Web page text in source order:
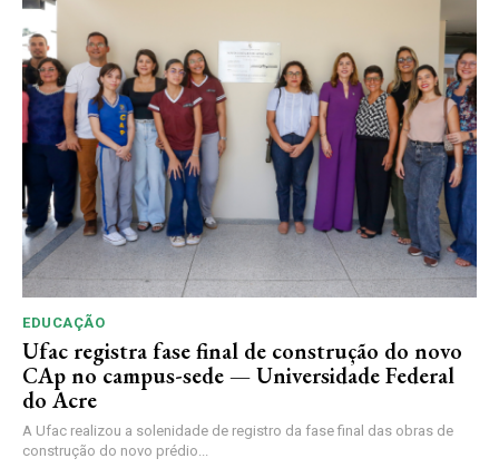
EDUCAÇÃO
Ufac registra fase final de construção do novo
CAp no campus-sede — Universidade Federal
do Acre
A Ufac realizou a solenidade de registro da fase final das obras de
construção do novo prédio...